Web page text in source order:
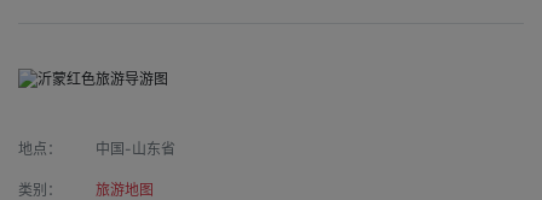
地点： 中国-山东省
类别： 旅游地图